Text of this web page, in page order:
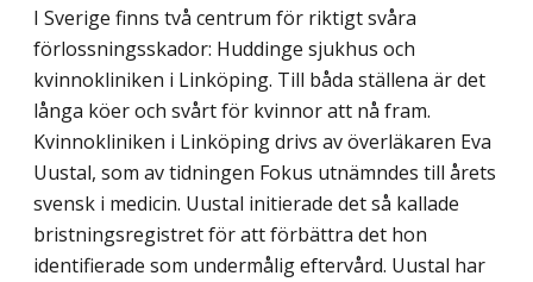
I Sverige finns två centrum för riktigt svåra
förlossningsskador: Huddinge sjukhus och
kvinnokliniken i Linköping. Till båda ställena är det
långa köer och svårt för kvinnor att nå fram.
Kvinnokliniken i Linköping drivs av överläkaren Eva
Uustal, som av tidningen Fokus utnämndes till årets
svensk i medicin. Uustal initierade det så kallade
bristningsregistret för att förbättra det hon
identifierade som undermålig eftervård. Uustal har